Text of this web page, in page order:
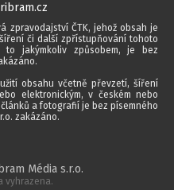
zpravodajství ČTK, jehož obsah je
či další zpřístupňování tohoto
jakýmkoliv způsobem, je bez
obsahu včetně převzetí, šíření
elektronickým, v českém nebo
a fotografií je bez písemného
zakázáno.
Média s.r.o.
vyhrazena.